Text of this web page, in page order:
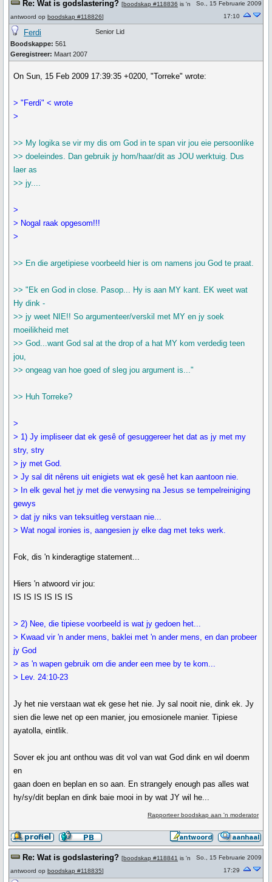
Re: Wat is godslastering? [boodskap #118836 is 'n
antwoord op boodskap #118826]
So., 15 Februarie 2009
17:10
Ferdi
Boodskappe: 561
Geregistreer: Maart 2007
Senior Lid
On Sun, 15 Feb 2009 17:39:35 +0200, "Torreke" wrote:
> "Ferdi" < wrote
>
>> My logika se vir my dis om God in te span vir jou eie persoonlike
>> doeleindes. Dan gebruik jy hom/haar/dit as JOU werktuig. Dus
laer as
>> jy....
>
> Nogal raak opgesom!!!
>
>> En die argetipiese voorbeeld hier is om namens jou God te praat.
>> "Ek en God in close. Pasop... Hy is aan MY kant. EK weet wat
Hy dink -
>> jy weet NIE!! So argumenteer/verskil met MY en jy soek
moeilikheid met
>> God...want God sal at the drop of a hat MY kom verdedig teen
jou,
>> ongeag van hoe goed of sleg jou argument is..."
>> Huh Torreke?
>
> 1) Jy impliseer dat ek gesê of gesuggereer het dat as jy met my
stry, stry
> jy met God.
> Jy sal dit nêrens uit enigiets wat ek gesê het kan aantoon nie.
> In elk geval het jy met die verwysing na Jesus se tempelreiniging
gewys
> dat jy niks van teksuitleg verstaan nie...
> Wat nogal ironies is, aangesien jy elke dag met teks werk.
Fok, dis 'n kinderagtige statement...
Hiers 'n atwoord vir jou:
IS IS IS IS IS IS
> 2) Nee, die tipiese voorbeeld is wat jy gedoen het...
> Kwaad vir 'n ander mens, baklei met 'n ander mens, en dan probeer
jy God
> as 'n wapen gebruik om die ander een mee by te kom...
> Lev. 24:10-23
Jy het nie verstaan wat ek gese het nie. Jy sal nooit nie, dink ek. Jy
sien die lewe net op een manier, jou emosionele manier. Tipiese
ayatolla, eintlik.
Sover ek jou ant onthou was dit vol van wat God dink en wil doenm
en
gaan doen en beplan en so aan. En strangely enough pas alles wat
hy/sy/dit beplan en dink baie mooi in by wat JY wil he...
Rapporteer boodskap aan 'n moderator
Re: Wat is godslastering? [boodskap #118841 is 'n
antwoord op boodskap #118835]
So., 15 Februarie 2009
17:29